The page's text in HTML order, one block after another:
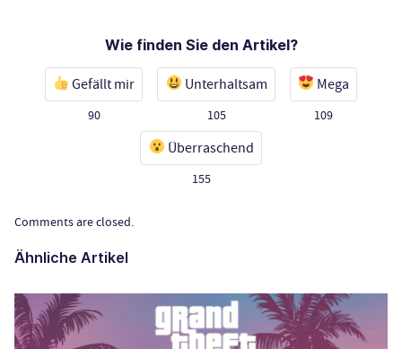
Wie finden Sie den Artikel?
Gefällt mir
90
Unterhaltsam
105
Mega
109
Überraschend
155
Comments are closed.
Ähnliche Artikel